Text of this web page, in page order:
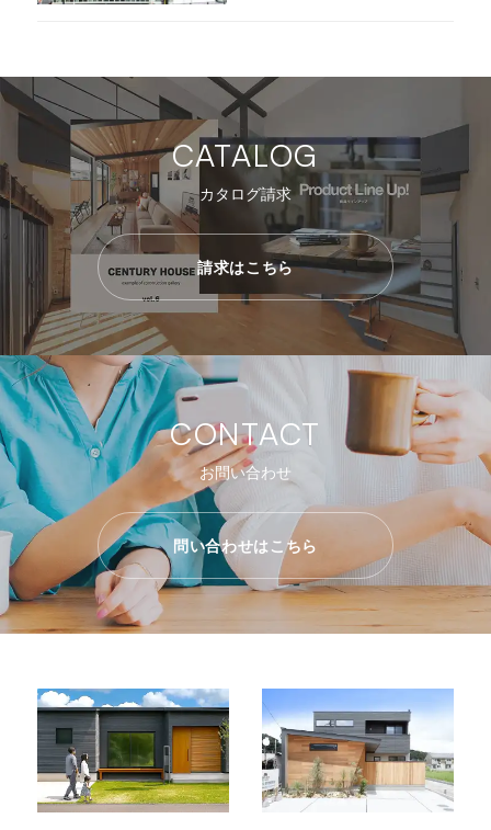
CATALOG
カタログ請求
請求はこちら
CONTACT
お問い合わせ
問い合わせはこちら